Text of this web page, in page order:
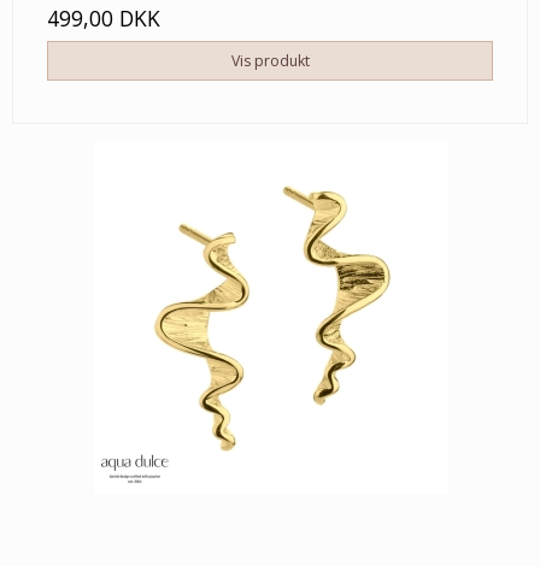
499,00 DKK
Vis produkt